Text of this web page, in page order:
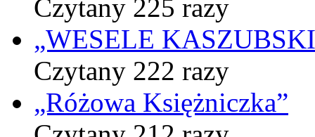
Czytany 225 razy
„WESELE
Czytany 222 razy
„Różowa Księżniczka”